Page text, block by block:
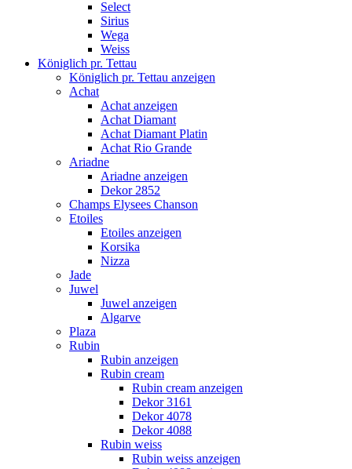
Select
Sirius
Wega
Weiss
Königlich pr. Tettau
Königlich pr. Tettau anzeigen
Achat
Achat anzeigen
Achat Diamant
Achat Diamant Platin
Achat Rio Grande
Ariadne
Ariadne anzeigen
Dekor 2852
Champs Elysees Chanson
Etoiles
Etoiles anzeigen
Korsika
Nizza
Jade
Juwel
Juwel anzeigen
Algarve
Plaza
Rubin
Rubin anzeigen
Rubin cream
Rubin cream anzeigen
Dekor 3161
Dekor 4078
Dekor 4088
Rubin weiss
Rubin weiss anzeigen